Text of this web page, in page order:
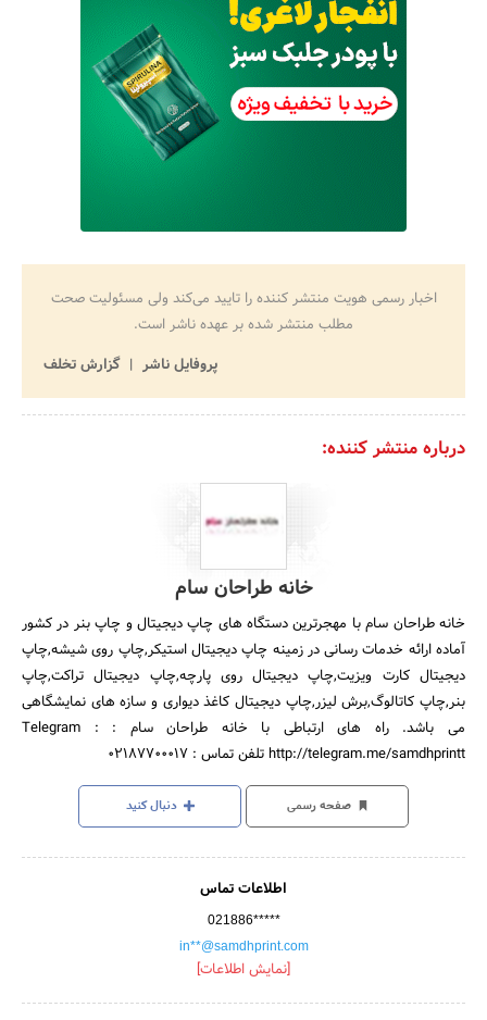
اخبار رسمی هویت منتشر کننده را تایید می‌کند ولی مسئولیت صحت
مطلب منتشر شده بر عهده ناشر است.
پروفایل ناشر
گزارش تخلف
درباره منتشر کننده:
خانه طراحان سام
خانه طراحان سام با مهجرترین دستگاه های چاپ دیجیتال و چاپ بنر در کشور
آماده ارائه خدمات رسانی در زمینه چاپ دیجیتال استیکر,چاپ روی شیشه,چاپ
دیجیتال کارت ویزیت,چاپ دیجیتال روی پارچه,چاپ دیجیتال تراکت,چاپ
بنر,چاپ کاتالوگ,برش لیزر,چاپ دیجیتال کاغذ دیواری و سازه های نمایشگاهی
می باشد. راه های ارتباطی با خانه طراحان سام : Telegram :
http://telegram.me/samdhprintt تلفن تماس : 02187700017
صفحه رسمی دنبال کنید
اطلاعات تماس
021886*****
in**@samdhprint.com
[نمایش اطلاعات]